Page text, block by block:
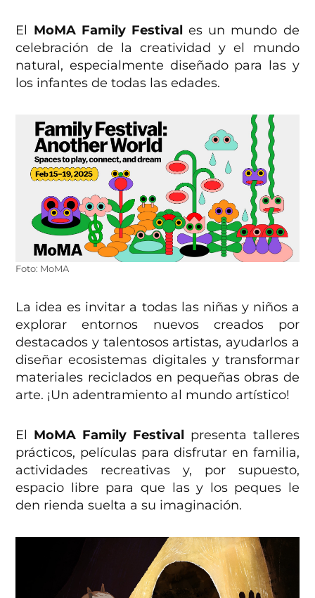
El MoMA Family Festivales un mundo de
celebración de la creatividad y el mundo
natural, especialmente diseñado para las y
los infantes de todas las edades.
Foto: MoMA
La idea es invitar a todas las niñas y niños a
explorar entornos nuevos creados por
destacados y talentosos artistas, ayudarlos a
diseñar ecosistemas digitales y transformar
materiales reciclados en pequeñas obras de
arte. ¡Un adentramiento al mundo artístico!
El MoMA Family Festivalpresenta talleres
prácticos, películas para disfrutar en familia,
actividades recreativas y, por supuesto,
espacio libre para que las y los peques le
den rienda suelta a su imaginación.